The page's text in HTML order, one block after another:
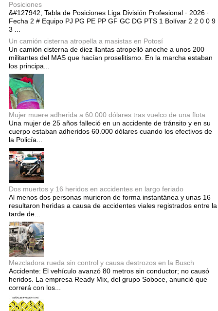
Posiciones
&#127942; Tabla de Posiciones Liga División Profesional · 2026 ·
Fecha 2 # Equipo PJ PG PE PP GF GC DG PTS 1 Bolívar 2 2 0 0 9
3 ...
Un camión cisterna atropella a masistas en Potosí
Un camión cisterna de diez llantas atropelló anoche a unos 200
militantes del MAS que hacían proselitismo. En la marcha estaban
los principa...
Mujer muere adherida a 60.000 dólares tras vuelco de una flota
Una mujer de 25 años falleció en un accidente de tránsito y en su
cuerpo estaban adheridos 60.000 dólares cuando los efectivos de
la Policía...
Dos muertos y 16 heridos en accidentes en largo feriado
Al menos dos personas murieron de forma instantánea y unas 16
resultaron heridas a causa de accidentes viales registrados entre la
tarde de...
Mezcladora rueda sin control y causa destrozos en la Busch
Accidente: El vehículo avanzó 80 metros sin conductor; no causó
heridos. La empresa Ready Mix, del grupo Soboce, anunció que
correrá con los...